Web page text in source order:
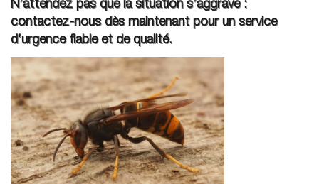
N’attendez pas que la situation s’aggrave :
contactez-nous dès maintenant pour un service
d’urgence fiable et de qualité.